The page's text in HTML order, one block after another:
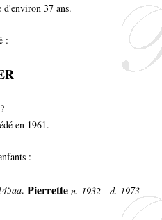
d'environ 37 ans.
:
en 1961.
:
. Pierrette n. 1932 - d. 1973